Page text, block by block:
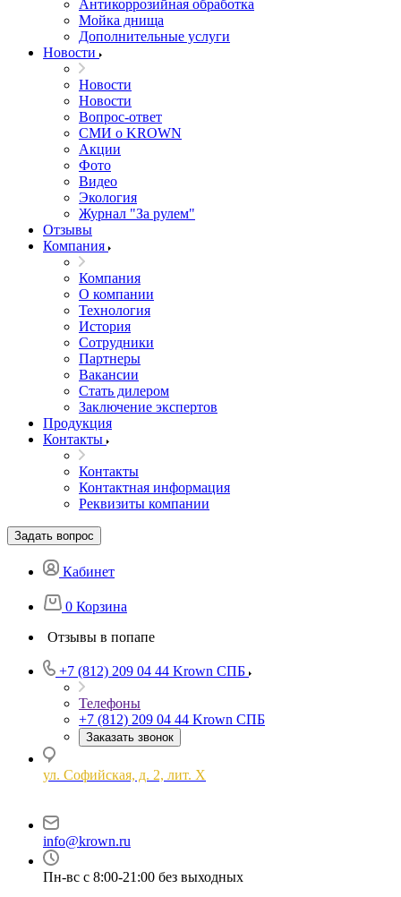
Антикоррозийная обработка
Мойка днища
Дополнительные услуги
Новости
Новости
Новости
Вопрос-ответ
СМИ о KROWN
Акции
Фото
Видео
Экология
Журнал "За рулем"
Отзывы
Компания
Компания
О компании
Технология
История
Сотрудники
Партнеры
Вакансии
Стать дилером
Заключение экспертов
Продукция
Контакты
Контакты
Контактная информация
Реквизиты компании
Задать вопрос
Кабинет
0 Корзина
Отзывы в попапе
+7 (812) 209 04 44 Krown СПБ
Телефоны
+7 (812) 209 04 44 Krown СПБ
Заказать звонок
ул. Софийская, д. 2, лит. Х
info@krown.ru
Пн-вс с 8:00-21:00 без выходных